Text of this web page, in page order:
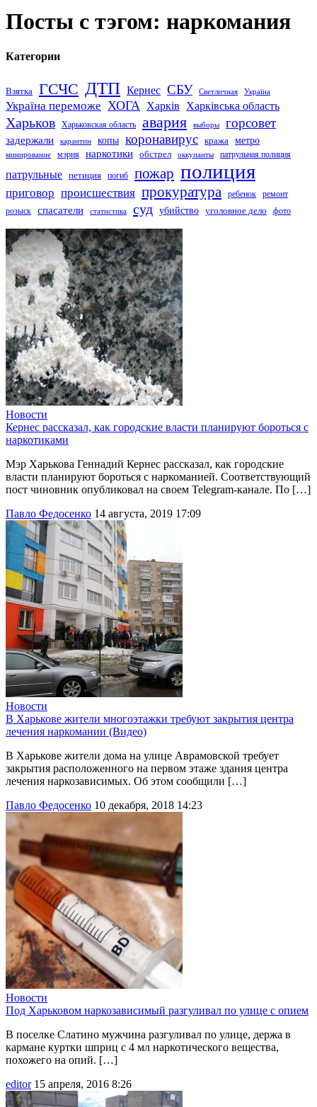
Посты с тэгом: наркомания
Категории
Взятка ГСЧС ДТП Кернес СБУ Светличная Україна
Україна переможе ХОГА Харків Харківська область
Харьков Харьковская область авария выборы горсовет
задержали карантин копы коронавирус кража метро
минирование мэрия наркотики обстрел оккупанты патрульная полиция
патрульные петиция погиб пожар полиция
приговор происшествия прокуратура ребенок
ремонт
розыск
спасатели статистика суд убийство уголовное дело фото
Новости
Кернес рассказал, как городские власти планируют бороться с
наркотиками
Мэр Харькова Геннадий Кернес рассказал, как городские
власти планируют бороться с наркоманией. Соответствующий
пост чиновник опубликовал на своем Telegram-канале. По […]
Павло Федосенко 14 августа, 2019 17:09
Новости
В Харькове жители многоэтажки требуют закрытия центра
лечения наркомании (Видео)
В Харькове жители дома на улице Аврамовской требует
закрытия расположенного на первом этаже здания центра
лечения наркозависимых. Об этом сообщили […]
Павло Федосенко 10 декабря, 2018 14:23
Новости
Под Харьковом наркозависимый разгуливал по улице с опием
В поселке Слатино мужчина разгуливал по улице, держа в
кармане куртки шприц с 4 мл наркотического вещества,
похожего на опий. […]
editor 15 апреля, 2016 8:26